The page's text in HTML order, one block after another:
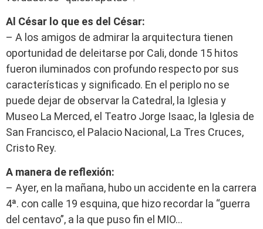
Al César lo que es del César:
– A los amigos de admirar la arquitectura tienen
oportunidad de deleitarse por Cali, donde 15 hitos
fueron iluminados con profundo respecto por sus
características y significado. En el periplo no se
puede dejar de observar la Catedral, la Iglesia y
Museo La Merced, el Teatro Jorge Isaac, la Iglesia de
San Francisco, el Palacio Nacional, La Tres Cruces,
Cristo Rey.
A manera de reflexión:
– Ayer, en la mañana, hubo un accidente en la carrera
4ª. con calle 19 esquina, que hizo recordar la “guerra
del centavo”, a la que puso fin el MIO…